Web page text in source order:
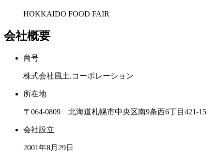
HOKKAIDO FOOD FAIR
会社概要
商号
株式会社風土.コーポレーション
所在地
〒064-0809 北海道札幌市中央区南9条西6丁目421-15
会社設立
2001年8月29日